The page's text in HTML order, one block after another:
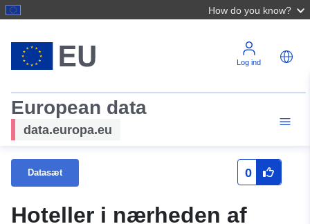
How do you know?
Log ind
European data
data.europa.eu
Datasæt 0
Hoteller i nærheden af